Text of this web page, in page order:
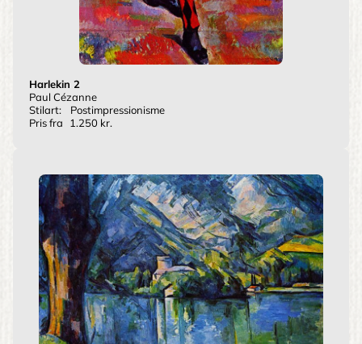
Harlekin 2
Paul Cézanne
Stilart:
Postimpressionisme
Pris fra
1.250 kr.